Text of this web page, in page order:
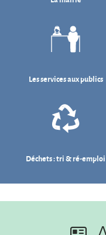
Les services aux publics
Déchets : tri & ré-emploi